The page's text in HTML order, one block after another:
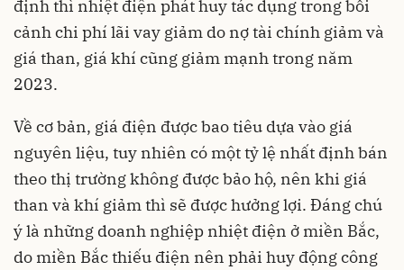
định thì nhiệt điện phát huy tác dụng trong bối
cảnh chi phí lãi vay giảm do nợ tài chính giảm và
giá than, giá khí cũng giảm mạnh trong năm
2023.
Về cơ bản, giá điện được bao tiêu dựa vào giá
nguyên liệu, tuy nhiên có một tỷ lệ nhất định bán
theo thị trường không được bảo hộ, nên khi giá
than và khí giảm thì sẽ được hưởng lợi. Đáng chú
ý là những doanh nghiệp nhiệt điện ở miền Bắc,
do miền Bắc thiếu điện nên phải huy động công